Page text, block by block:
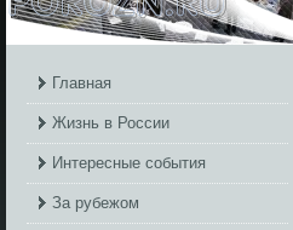
Главная
Жизнь в России
Интересные события
За рубежом